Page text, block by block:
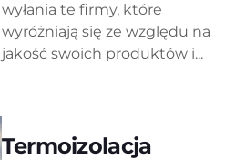
wyłania te firmy, które
wyróżniają się ze względu na
jakość swoich produktów i...
Termoizolacja